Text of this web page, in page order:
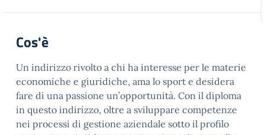
Cos'è
Un indirizzo rivolto a chi ha interesse per le materie
economiche e giuridiche, ama lo sport e desidera
fare di una passione un’opportunità. Con il diploma
in questo indirizzo, oltre a sviluppare competenze
nei processi di gestione aziendale sotto il profilo